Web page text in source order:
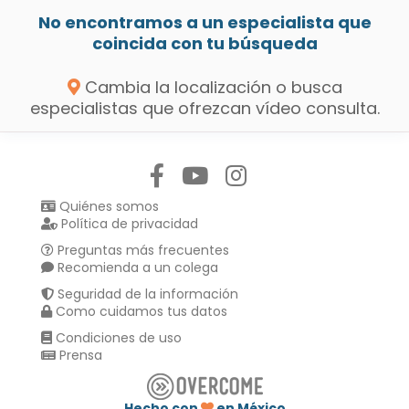
No encontramos a un especialista que
coincida con tu búsqueda
Cambia la localización o busca
especialistas que ofrezcan vídeo consulta.
Quiénes somos
Política de privacidad
Preguntas más frecuentes
Recomienda a un colega
Seguridad de la información
Como cuidamos tus datos
Condiciones de uso
Prensa